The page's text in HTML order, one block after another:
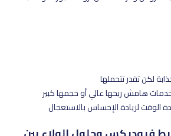
لكن تقدر تتحملها
هامش ربحها عالي أو حجمها كبير
لزيادة الإحساس بالاستعجال